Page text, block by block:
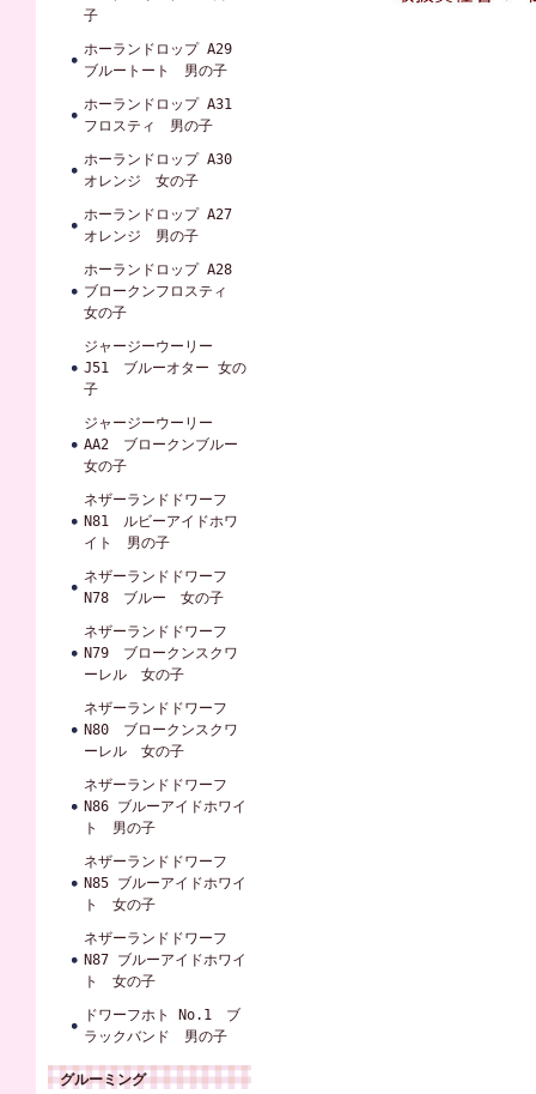
子
ホーランドロップ A29
ブルートート 男の子
ホーランドロップ A31
フロスティ 男の子
ホーランドロップ A30
オレンジ 女の子
ホーランドロップ A27
オレンジ 男の子
ホーランドロップ A28
ブロークンフロスティ
女の子
ジャージーウーリー
J51 ブルーオター 女の
子
ジャージーウーリー
AA2 ブロークンブルー
女の子
ネザーランドドワーフ
N81 ルビーアイドホワ
イト 男の子
ネザーランドドワーフ
N78 ブルー 女の子
ネザーランドドワーフ
N79 ブロークンスクワ
ーレル 女の子
ネザーランドドワーフ
N80 ブロークンスクワ
ーレル 女の子
ネザーランドドワーフ
N86 ブルーアイドホワイ
ト 男の子
ネザーランドドワーフ
N85 ブルーアイドホワイ
ト 女の子
ネザーランドドワーフ
N87 ブルーアイドホワイ
ト 女の子
ドワーフホト No.1 ブ
ラックバンド 男の子
グルーミング